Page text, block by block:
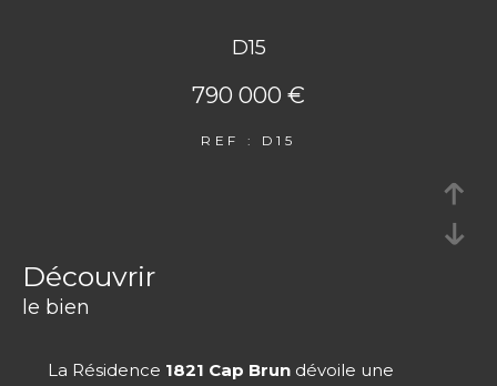
D15
790 000 €
REF : D15
découvrir
le bien
La Résidence 1821 Cap Brun dévoile une